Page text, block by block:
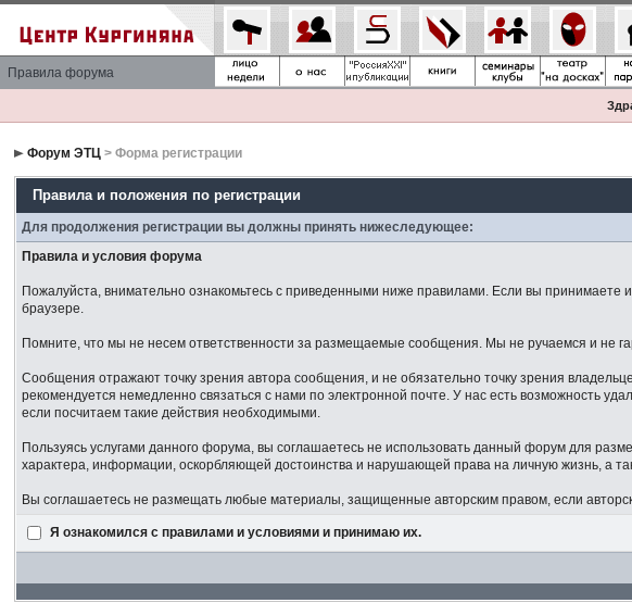
Правила форума
Форум ЭТЦ > Форма регистрации
Правила и положения по регистрации
Для продолжения регистрации вы должны принять нижеследующее:
Правила и условия форума
Пожалуйста, внимательно ознакомьтесь с приведенными ниже правилами. Если вы
браузере.
Помните, что мы не несем ответственности за размещаемые сообщения. Мы не ручаемся и не
Сообщения отражают точку зрения автора сообщения, и не обязательно точку зрения
рекомендуется немедленно связаться с нами по электронной почте. У нас есть возможность
если посчитаем такие действия необходимыми.
Пользуясь услугами данного форума, вы соглашаетесь не использовать данный форум для
характера, информации, оскорбляющей достоинства и нарушающей права на личную жизнь, а
Вы соглашаетесь не размещать любые материалы, защищенные авторским правом, если
Я ознакомился с правилами и условиями и принимаю их.